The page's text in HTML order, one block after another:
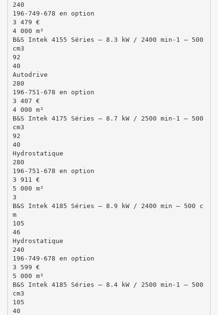
240
196-749-678 en option
3 479 €
4 000 m²
B&S Intek 4155 Séries – 8.3 kW / 2400 min-1 – 500
cm3
92
40
Autodrive
280
196-751-678 en option
3 407 €
4 000 m²
B&S Intek 4175 Séries – 8.7 kW / 2500 min-1 – 500
cm3
92
40
Hydrostatique
280
196-751-678 en option
3 911 €
5 000 m²
3
B&S Intek 4185 Séries – 8.9 kW / 2400 min – 500 c
m
105
46
Hydrostatique
240
196-749-678 en option
3 599 €
5 000 m²
B&S Intek 4185 Séries – 8.4 kW / 2500 min-1 – 500
cm3
105
40